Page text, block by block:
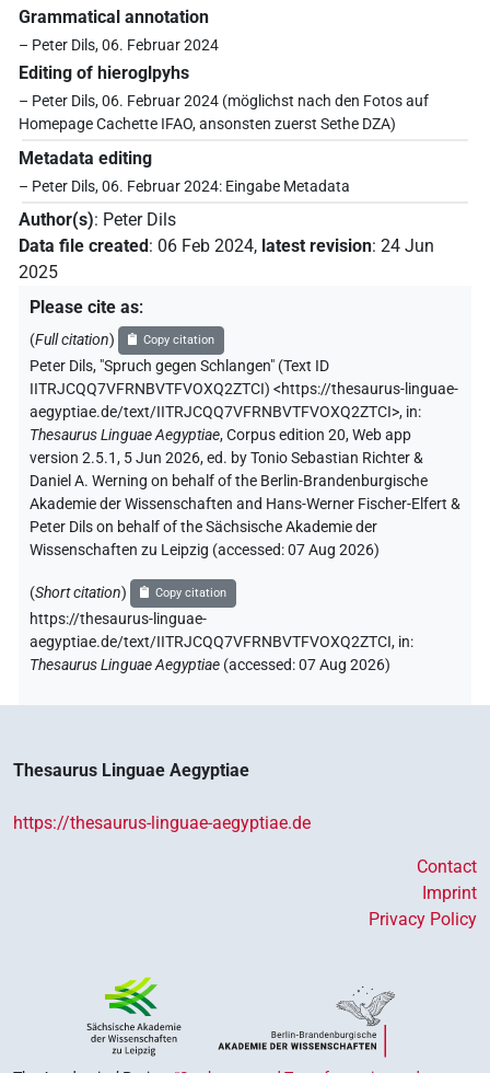
Grammatical annotation
– Peter Dils, 06. Februar 2024
Editing of hieroglpyhs
– Peter Dils, 06. Februar 2024 (möglichst nach den Fotos auf
Homepage Cachette IFAO, ansonsten zuerst Sethe DZA)
Metadata editing
– Peter Dils, 06. Februar 2024: Eingabe Metadata
Author(s): Peter Dils
Data file created : 06 Feb 2024, latest revision: 24 Jun
2025
Please cite as:
(Full citation) Copy citation
Peter Dils, "Spruch gegen Schlangen" (Text ID
IITRJCQQ7VFRNBVTFVOXQ2ZTCI) <https://thesaurus-linguae-
aegyptiae.de/text/IITRJCQQ7VFRNBVTFVOXQ2ZTCI>, in:
Thesaurus Linguae Aegyptiae,Corpus edition 20, Web app
version 2.5.1, 5 Jun 2026, ed. by Tonio Sebastian Richter &
Daniel A. Werning on behalf of the Berlin-Brandenburgische
Akademie der Wissenschaften and Hans-Werner Fischer-Elfert &
Peter Dils on behalf of the Sächsische Akademie der
Wissenschaften zu Leipzig (accessed:07 Aug 2026)
(Short citation) Copy citation
https://thesaurus-linguae-
aegyptiae.de/text/IITRJCQQ7VFRNBVTFVOXQ2ZTCI, in:
Thesaurus Linguae Aegyptiae (accessed:07 Aug 2026)
Thesaurus Linguae Aegyptiae
https://thesaurus-linguae-aegyptiae.de
Contact
Imprint
Privacy Policy